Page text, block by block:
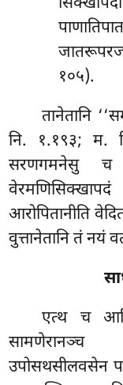
१०५).
तानेतानि
नि. १.१९३; म.
सरणगमनेसु च
आरोपितानीति
वुत्तानेतानि तं नयं
एत्थ च
सामणेरानञ्च
उपोसथसीलवसेन